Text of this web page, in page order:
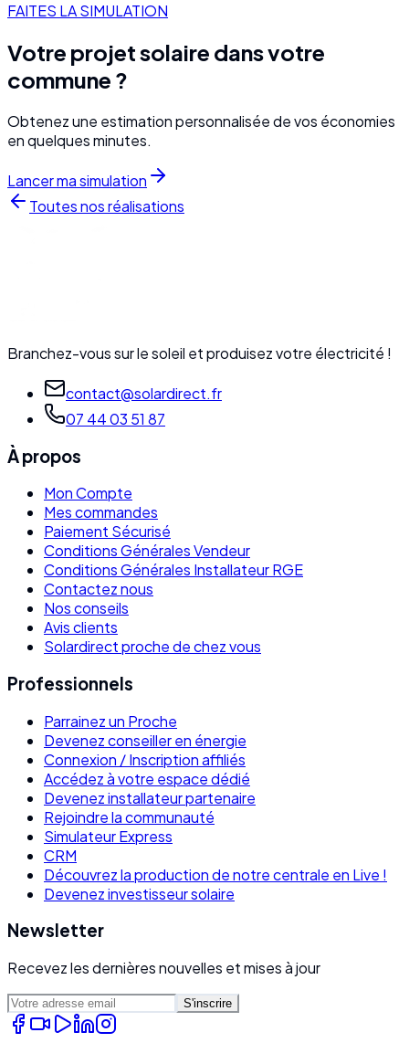
FAITES LA SIMULATION
Votre projet solaire dans votre
commune ?
Obtenez une estimation personnalisée de vos économies
en quelques minutes.
Lancer ma simulation
Toutes nos réalisations
Branchez-vous sur le soleil et produisez votre électricité !
contact@solardirect.fr
07 44 03 51 87
À propos
Mon Compte
Mes commandes
Paiement Sécurisé
Conditions Générales Vendeur
Conditions Générales Installateur RGE
Contactez nous
Nos conseils
Avis clients
Solardirect proche de chez vous
Professionnels
Parrainez un Proche
Devenez conseiller en énergie
Connexion / Inscription affiliés
Accédez à votre espace dédié
Devenez installateur partenaire
Rejoindre la communauté
Simulateur Express
CRM
Découvrez la production de notre centrale en Live !
Devenez investisseur solaire
Newsletter
Recevez les dernières nouvelles et mises à jour
S'inscrire